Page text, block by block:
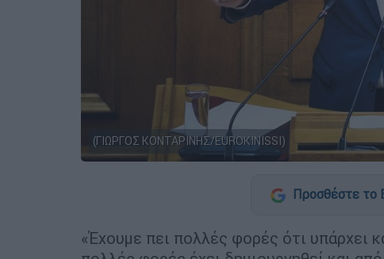
(ΓΙΩΡΓΟΣ ΚΟΝΤΑΡΙΝΗΣ/EUROKINISSI)
Προσθέστε το
«Έχουμε πει πολλές φορές ότι υπάρχει